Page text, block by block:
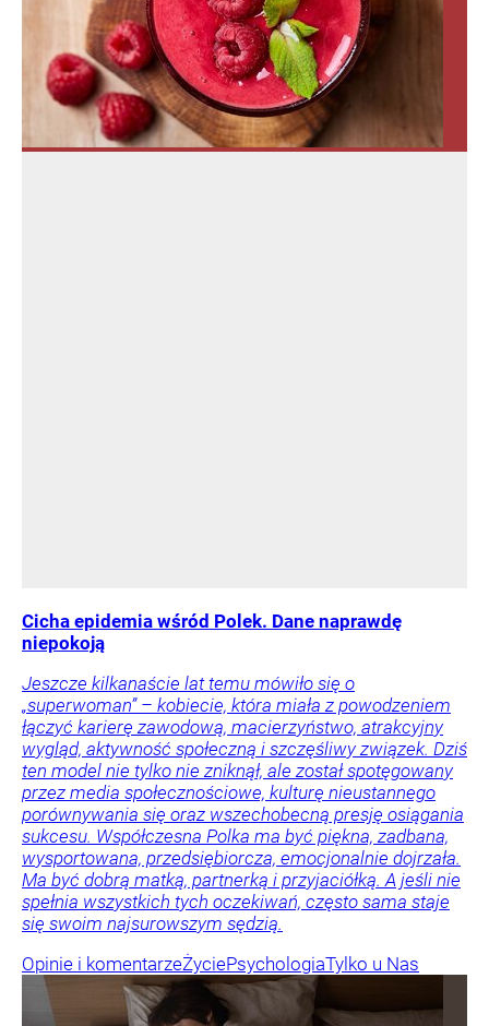
Cicha epidemia wśród Polek. Dane naprawdę
niepokoją
Jeszcze kilkanaście lat temu mówiło się o
„superwoman” – kobiecie, która miała z powodzeniem
łączyć karierę zawodową, macierzyństwo, atrakcyjny
wygląd, aktywność społeczną i szczęśliwy związek. Dziś
ten model nie tylko nie zniknął, ale został spotęgowany
przez media społecznościowe, kulturę nieustannego
porównywania się oraz wszechobecną presję osiągania
sukcesu. Współczesna Polka ma być piękna, zadbana,
wysportowana, przedsiębiorcza, emocjonalnie dojrzała.
Ma być dobrą matką, partnerką i przyjaciółką. A jeśli nie
spełnia wszystkich tych oczekiwań, często sama staje
się swoim najsurowszym sędzią.
Opinie i komentarzeŻyciePsychologiaTylko u Nas